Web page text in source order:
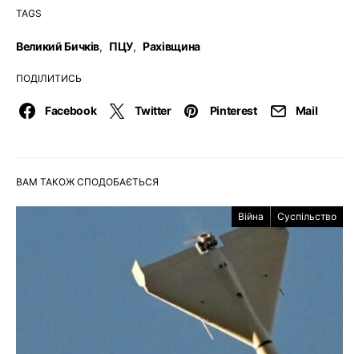
TAGS
Великий Бичків, ПЦУ, Рахівщина
ПОДІЛИТИСЬ
Facebook Twitter Pinterest Mail
ВАМ ТАКОЖ СПОДОБАЄТЬСЯ
Війна Суспільство